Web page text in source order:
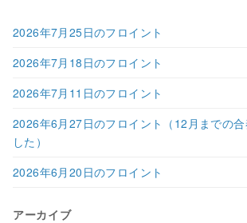
2026年7月25日のフロイント
2026年7月18日のフロイント
2026年7月11日のフロイント
2026年6月27日のフロイント（12月までの合
した）
2026年6月20日のフロイント
アーカイブ